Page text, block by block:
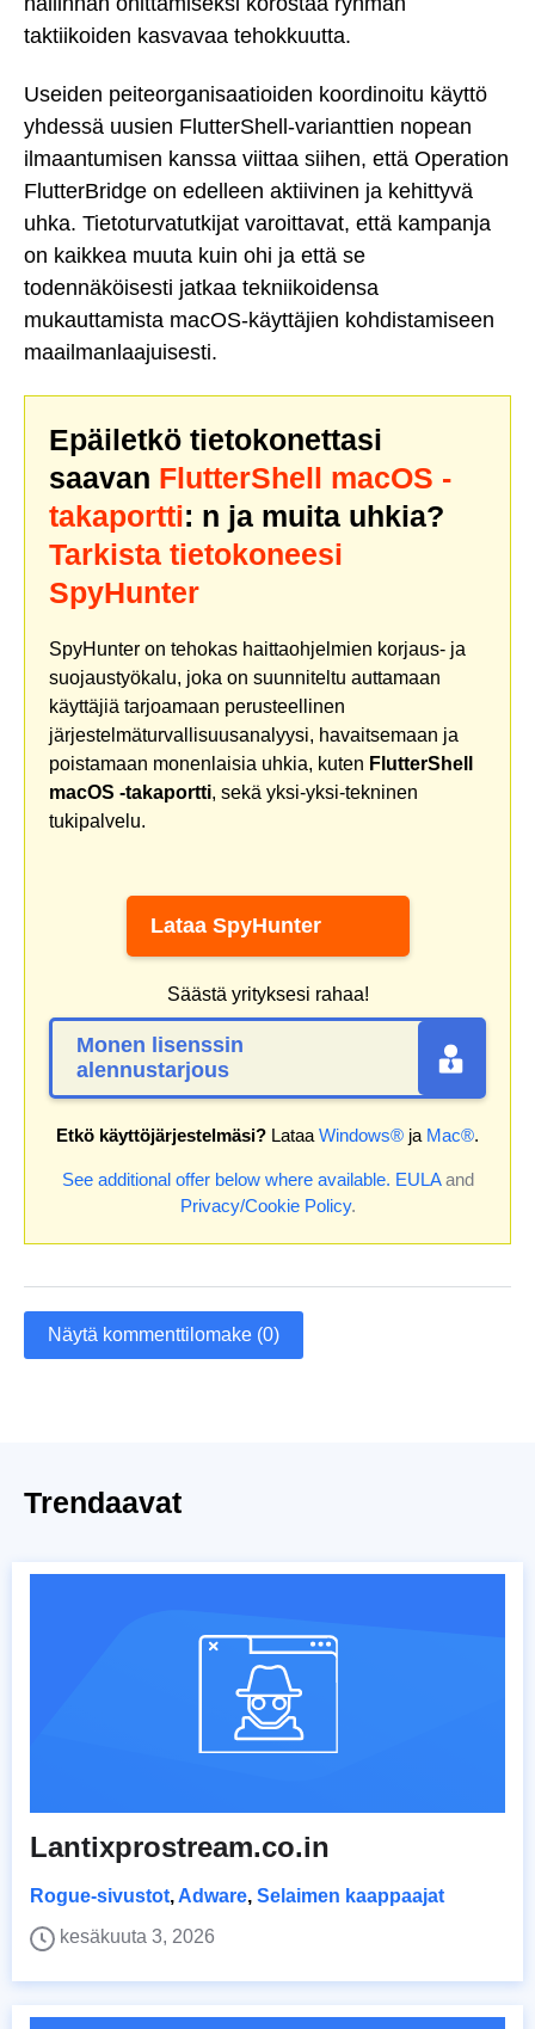
taktiikoiden kasvavaa tehokkuutta.
Useiden peiteorganisaatioiden koordinoitu käyttö
yhdessä uusien FlutterShell-varianttien nopean
ilmaantumisen kanssa viittaa siihen, että Operation
FlutterBridge on edelleen aktiivinen ja kehittyvä
uhka. Tietoturvatutkijat varoittavat, että kampanja
on kaikkea muuta kuin ohi ja että se
todennäköisesti jatkaa tekniikoidensa
mukauttamista macOS-käyttäjien kohdistamiseen
maailmanlaajuisesti.
Epäiletkö tietokonettasi
saavan FlutterShell macOS -
takaportti: n ja muita uhkia?
Tarkista tietokoneesi
SpyHunter
SpyHunter on tehokas haittaohjelmien korjaus- ja
suojaustyökalu, joka on suunniteltu auttamaan
käyttäjiä tarjoamaan perusteellinen
järjestelmäturvallisuusanalyysi, havaitsemaan ja
poistamaan monenlaisia uhkia, kuten FlutterShell
macOS -takaportti, sekä yksi-yksi-tekninen
tukipalvelu.
Lataa SpyHunter
Säästä yrityksesi rahaa!
Monen lisenssin
alennustarjous
Etkö käyttöjärjestelmäsi? Lataa Windows® ja Mac®.
See additional offer below where available. EULAand
Privacy/Cookie Policy.
Näytä kommenttilomake (0)
Trendaavat
Lantixprostream.co.in
Rogue-sivustot, Adware, Selaimen kaappaajat
kesäkuuta 3, 2026